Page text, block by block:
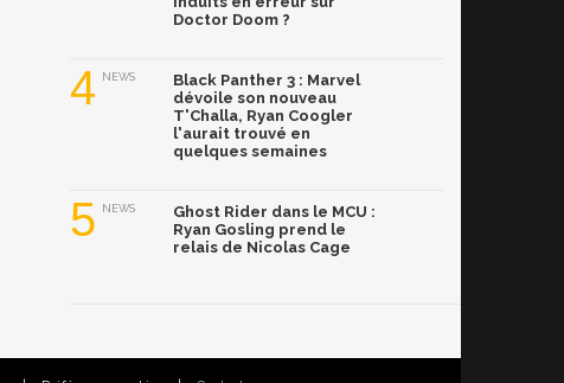
Doctor Doom ?
4 NEWS
Black Panther 3 : Marvel
dévoile son nouveau
T'Challa, Ryan Coogler
l'aurait trouvé en
quelques semaines
5 NEWS
Ghost Rider dans le MCU :
Ryan Gosling prend le
relais de Nicolas Cage